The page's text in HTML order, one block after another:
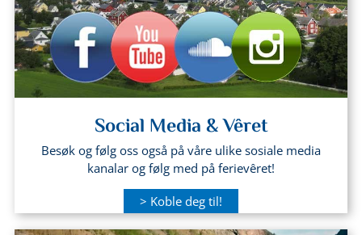
Social Media & Vêret
Besøk og følg oss også på våre ulike sosiale media
kanalar og følg med på ferievêret!
> Koble deg til!